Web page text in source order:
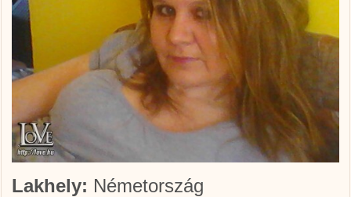
Lakhely: Németország